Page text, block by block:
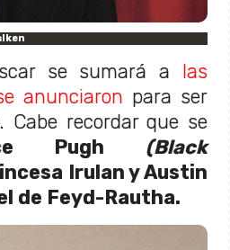
se sumará a las
anunciaron para ser
recordar que se
Pugh (Black
Irulan y Austin
de Feyd-Rautha.